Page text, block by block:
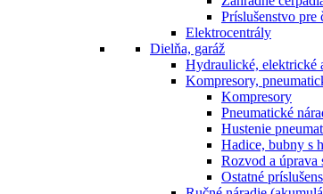
Príslušenstvo pre
Elektrocentrály
Dielňa, garáž
Hydraulické, elektrické
Kompresory,
Kompresory
Pneumatické
Hustenie
Hadice, bubny s
Rozvod a úprava
Ostatné